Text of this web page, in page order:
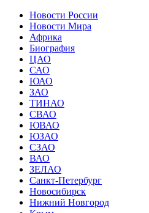
Новости России
Новости Мира
Африка
Биография
ЦАО
САО
ЮАО
ЗАО
ТИНАО
СВАО
ЮВАО
ЮЗАО
СЗАО
ВАО
ЗЕЛАО
Санкт-Петербург
Новосибирск
Нижний Новгород